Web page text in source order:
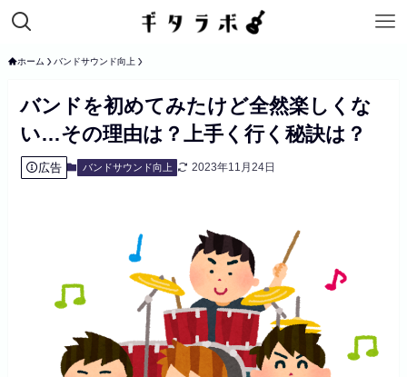
ホーム バンドサウンド向上
バンドを初めてみたけど全然楽しくな
い…その理由は？上手く行く秘訣は？
広告 バンドサウンド向上 2023年11月24日